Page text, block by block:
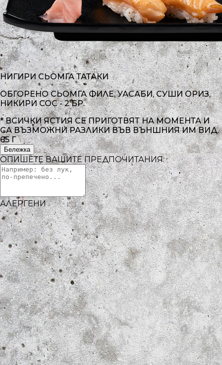
НИГИРИ СЬОМГА ТАТАКИ
ОБГОРЕНО СЬОМГА ФИЛЕ, УАСАБИ, СУШИ ОРИЗ,
НИКИРИ СОС - 2 БР.
* ВСИЧКИ ЯСТИЯ СЕ ПРИГОТВЯТ НА МОМЕНТА И
СА ВЪЗМОЖНИ РАЗЛИКИ ВЪВ ВЪНШНИЯ ИМ ВИД.
65 Г
Бележка
ОПИШЕТЕ ВАШИТЕ ПРЕДПОЧИТАНИЯ:
АЛЕРГЕНИ